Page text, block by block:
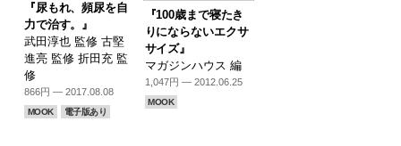
『尿もれ、頻尿を自
力で治す。』
武田淳也 監修 古堅
進亮 監修 折田充 監
修
866円 — 2017.08.08
MOOK 電子版あり
『100歳まで寝たき
りにならないエクサ
サイズ』
マガジンハウス 編
1,047円 — 2012.06.25
MOOK